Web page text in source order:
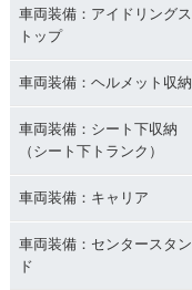
車両装備：アイドリングス
トップ
車両装備：ヘルメット収納
車両装備：シート下収納
（シート下トランク）
車両装備：キャリア
車両装備：センタースタン
ド